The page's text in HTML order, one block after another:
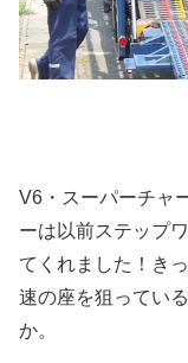
V6・スーパーチャ
ーは以前ステップ
てくれました！き
速の座を狙ってい
か。